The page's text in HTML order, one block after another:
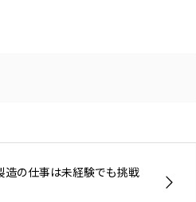
造の仕事は未経験でも挑戦